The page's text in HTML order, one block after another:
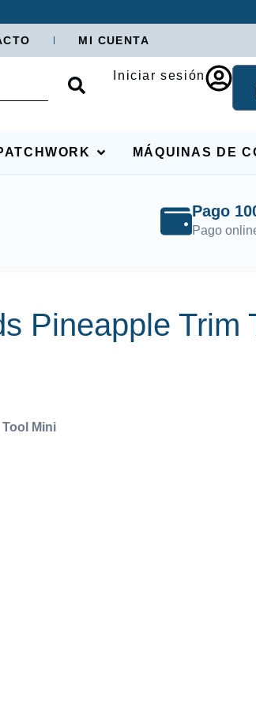
MI CUENTA
Iniciar sesión
MÁQUINAS DE
Pago
Pago
Pineapple Trim
Mini